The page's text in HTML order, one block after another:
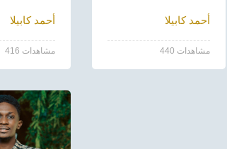
أحمد كابيلا
416 مشاهدات
أحمد كابيلا
440 مشاهدات